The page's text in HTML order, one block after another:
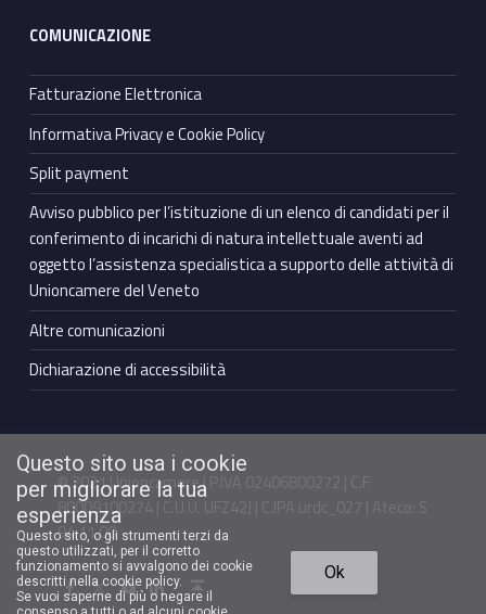
COMUNICAZIONE
Fatturazione Elettronica
Informativa Privacy e Cookie Policy
Split payment
Avviso pubblico per l’istituzione di un elenco di candidati per il
conferimento di incarichi di natura intellettuale aventi ad
oggetto l’assistenza specialistica a supporto delle attività di
Unioncamere del Veneto
Altre comunicazioni
Dichiarazione di accessibilità
© 2021 Unioncamere | P.IVA 02406800272 | C.F.
80009100274 | C.U.U. UFZ42J | C.IPA urdc_027 | Ateco: S
94.11.00
Facebook Unioncamere VenetoTwitter Unioncamere VenetoYoutube Unioncamere VenetoLinkedin Unioncamere Veneto Torna in cima ↑
Questo sito usa i cookie
per migliorare la tua
esperienza
Questo sito, o gli strumenti terzi da
questo utilizzati, per il corretto
funzionamento si avvalgono dei cookie
descritti nella cookie policy.
Se vuoi saperne di più o negare il
Ok